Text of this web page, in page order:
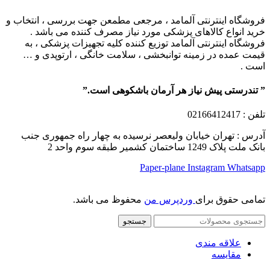
فروشگاه اینترنتی آلمامد ، مرجعی مطمعن جهت بررسی ، انتخاب و
خرید انواع کالاهای پزشکی مورد نیاز مصرف کننده می باشد .
فروشگاه اینترنتی آلمامد توزیع کننده کلیه تجهیزات پزشکی ، به
قیمت عمده در زمینه توانبخشی ، سلامت خانگی ، ارتوپدی و …
است .
” تندرستی پیش نیاز هر آرمان باشکوهی است.”
تلفن : 02166412417
آدرس : تهران خیابان ولیعصر نرسیده به چهار راه جمهوری جنب
بانک ملت پلاک 1249 ساختمان کشمیر طبقه سوم واحد 2
Paper-plane Instagram Whatsapp
تمامی حقوق برای وردپرس من محفوظ می باشد.
جستجو
علاقه مندی
مقایسه